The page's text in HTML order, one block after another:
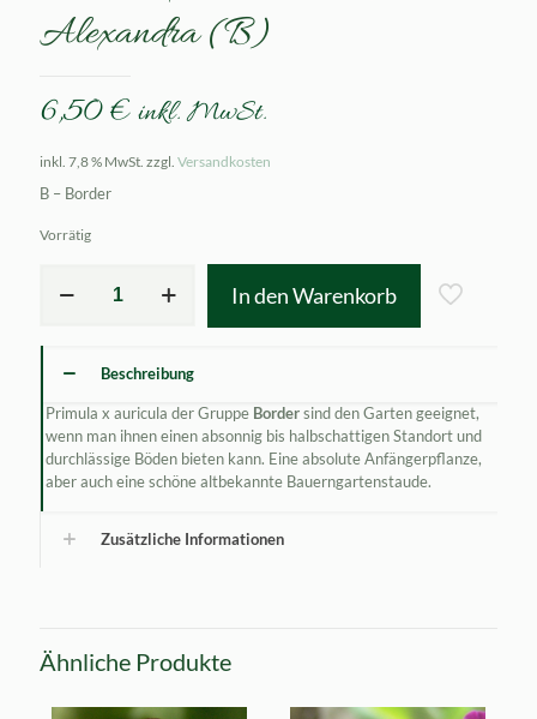
Alexandra (B)
6,50€ inkl. MwSt.
inkl. 7,8 % MwSt. zzgl. Versandkosten
B – Border
Vorrätig
Eden
Alexandra
Menge
In den Warenkorb
Beschreibung
Primula x auricula der Gruppe Bordersind den Garten geeignet,
wenn man ihnen einen absonnig bis halbschattigen Standort und
durchlässige Böden bieten kann. Eine absolute Anfängerpflanze,
aber auch eine schöne altbekannte Bauerngartenstaude.
Zusätzliche Informationen
Ähnliche Produkte